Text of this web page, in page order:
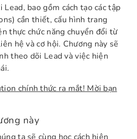
Lead, bao gồm cách tạo các tập
cần thiết, cấu hình trang
thực chức năng chuyển đổi từ
hệ và cơ hội. Chương này sẽ
theo dõi Lead và việc hiện
chính thức ra mắt! Mời bạn
này